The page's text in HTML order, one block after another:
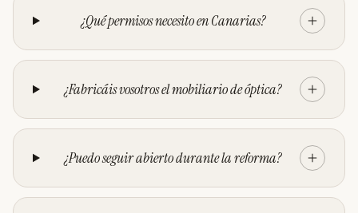
¿Qué permisos necesito en Canarias?
¿Fabricáis vosotros el mobiliario de óptica?
¿Puedo seguir abierto durante la reforma?